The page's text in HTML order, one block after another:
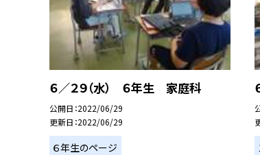
６／２９（水） ６年生 家庭科
公開日 2022/06/29
更新日 2022/06/29
６年生のページ